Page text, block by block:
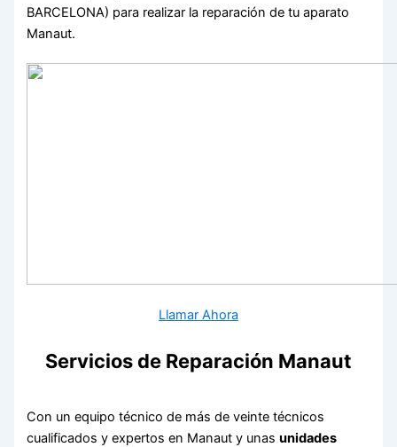
BARCELONA) para realizar la reparación de tu aparato
Manaut.
Llamar Ahora
Servicios de Reparación Manaut
Con un equipo técnico de más de veinte técnicos
cualificados y expertos en Manaut y unasunidades